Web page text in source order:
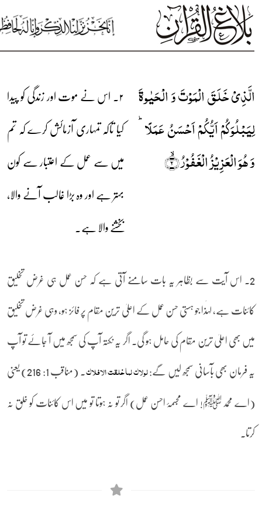
الَّذِیۡ خَلَقَ الۡمَوۡتَ وَ الۡحَیٰوۃَ
لِیَبۡلُوَکُمۡ اَیُّکُمۡ اَحۡسَنُ عَمَلًا ؕ
وَ ہُوَ الۡعَزِیۡزُ الۡغَفُوۡرُ ۙ﴿۲﴾
۲۔ اس نے موت اور زندگی کو پیدا
کیا تاکہ تمہاری آزمائش کرے کہ تم
میں سے عمل کے اعتبار سے کون
بہتر ہے اور وہ بڑا غالب آنے والا،
بخشنے والا ہے۔
2۔ اس آیت سے بظاہر یہ بات سامنے آتی ہے کہ حسن عمل ہی غرض تخلیق
کائنات ہے، لہٰذا جو ہستی حسن عمل کے اعلیٰ ترین مقام پر فائز ہو، وہی غرض تخلیق
میں بھی اعلیٰ ترین مقام کی حامل ہو گی۔ اگر یہ نکتہ آپ کی سمجھ میں آ جائے تو آپ
یہ فرمان بھی بآسانی سمجھ لیں گے:لولاک لما خلقت الافلاک
۔ (مناقب 1: 216) یعنی
(اے محمد ﷺ! اے مجسمۂ احسن عمل) اگر تو نہ ہوتا تو میں اس کائنات کو خلق نہ
کرتا۔